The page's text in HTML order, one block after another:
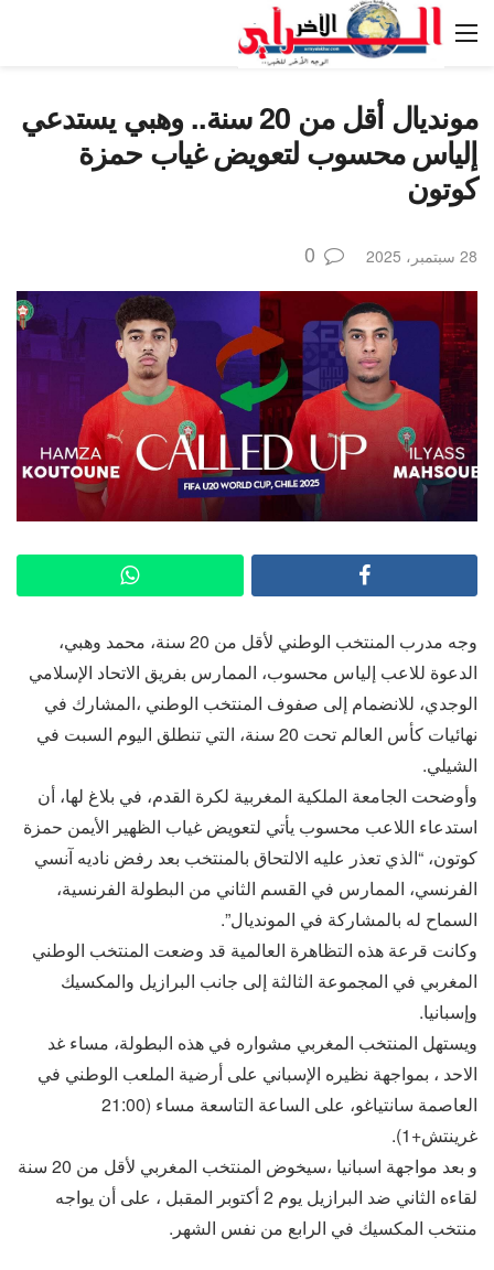
مونديال أقل من 20 سنة.. وهبي يستدعي
إلياس محسوب لتعويض غياب حمزة
كوتون
28 سبتمبر، 2025 0
وجه مدرب المنتخب الوطني لأقل من 20 سنة، محمد وهبي،
الدعوة للاعب إلياس محسوب، الممارس بفريق الاتحاد الإسلامي
الوجدي، للانضمام إلى صفوف المنتخب الوطني ،المشارك في
نهائيات كأس العالم تحت 20 سنة، التي تنطلق اليوم السبت في
الشيلي.
وأوضحت الجامعة الملكية المغربية لكرة القدم، في بلاغ لها، أن
استدعاء اللاعب محسوب يأتي لتعويض غياب الظهير الأيمن حمزة
كوتون، “الذي تعذر عليه الالتحاق بالمنتخب بعد رفض ناديه آنسي
الفرنسي، الممارس في القسم الثاني من البطولة الفرنسية،
السماح له بالمشاركة في المونديال”.
وكانت قرعة هذه التظاهرة العالمية قد وضعت المنتخب الوطني
المغربي في المجموعة الثالثة إلى جانب البرازيل والمكسيك
وإسبانيا.
ويستهل المنتخب المغربي مشواره في هذه البطولة، مساء غد
الاحد ، بمواجهة نظيره الإسباني على أرضية الملعب الوطني في
العاصمة سانتياغو، على الساعة التاسعة مساء (21:00
غرينتش+1).
و بعد مواجهة اسبانيا ،سيخوض المنتخب المغربي لأقل من 20 سنة
لقاءه الثاني ضد البرازيل يوم 2 أكتوبر المقبل ، على أن يواجه
منتخب المكسيك في الرابع من نفس الشهر.